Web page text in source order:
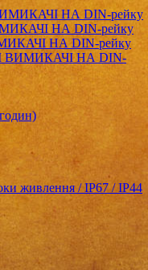
НА DIN-рейку
НА DIN-рейку
НА DIN-рейку
НА DIN-
живлення / IP67 / IP44